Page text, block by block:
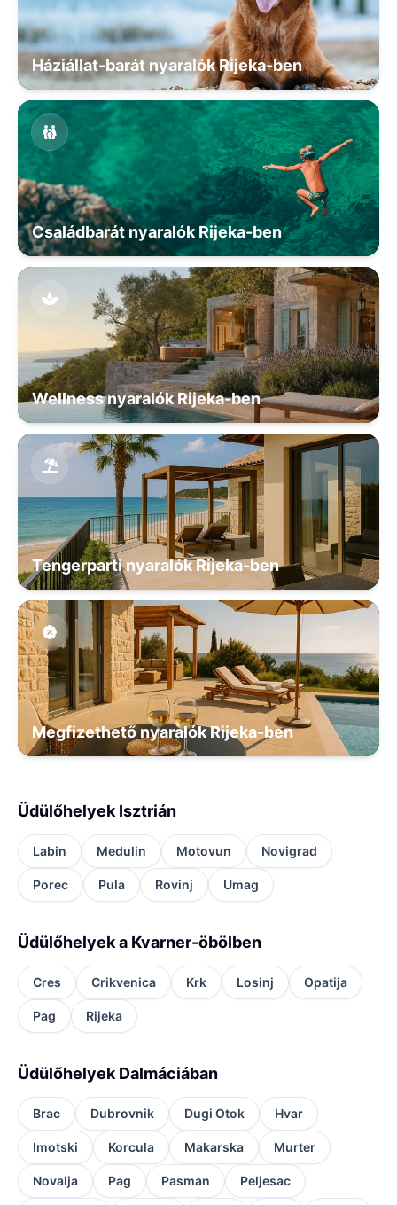
Háziállat-barát nyaralók Rijeka-ben
Családbarát nyaralók Rijeka-ben
Wellness nyaralók Rijeka-ben
Tengerparti nyaralók Rijeka-ben
Megfizethető nyaralók Rijeka-ben
Üdülőhelyek Isztrián
Labin Medulin Motovun Novigrad
Porec Pula Rovinj Umag
Üdülőhelyek a Kvarner-öbölben
Cres Crikvenica Krk Losinj Opatija
Pag Rijeka
Üdülőhelyek Dalmáciában
Brac Dubrovnik Dugi Otok Hvar
Imotski Korcula Makarska Murter
Novalja Pag Pasman Peljesac